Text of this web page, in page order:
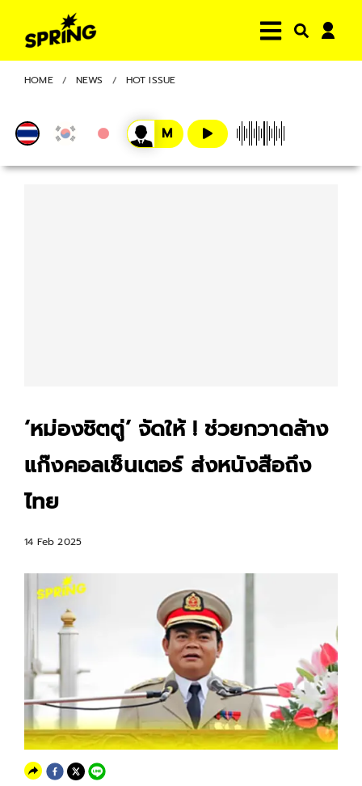
HOME NEWS HOT ISSUE
‘หม่องชิตตู่’ จัดให้ ! ช่วยกวาดล้าง
แก๊งคอลเซ็นเตอร์ ส่งหนังสือถึง
ไทย
14 Feb 2025